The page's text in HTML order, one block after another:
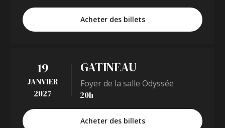
Acheter des billets
19
JANVIER
2027
GATINEAU
Foyer de la salle Odyssée
20h
Acheter des billets